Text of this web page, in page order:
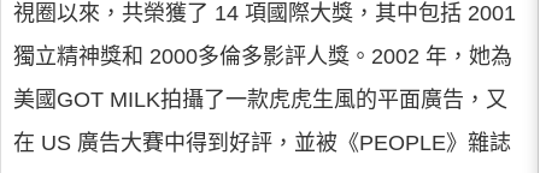
視圈以來，共榮獲了 14 項國際大獎，其中包括 2001
獨立精神獎和 2000多倫多影評人獎。2002 年，她為
美國GOT MILK拍攝了一款虎虎生風的平面廣告，又
在 US 廣告大賽中得到好評，並被《PEOPLE》雜誌